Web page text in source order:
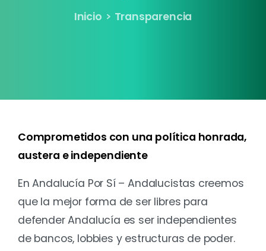
Inicio Transparencia
Comprometidos con una política honrada,
austera e independiente
En Andalucía Por Sí – Andalucistas creemos
que la mejor forma de ser libres para
defender Andalucía es ser independientes
de bancos, lobbies y estructuras de poder.